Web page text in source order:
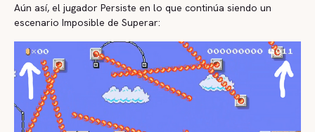
Aún así, el jugador Persiste en lo que continúa siendo un
escenario Imposible de Superar: